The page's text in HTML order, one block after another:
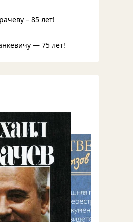
– 85 лет!
— 75 лет!